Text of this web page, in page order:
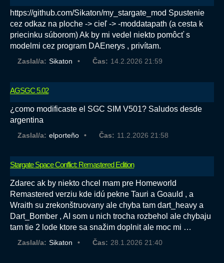
https://github.com/Sikaton/my_stargate_mod Spustenie
cez odkaz na ploche -> cieľ -> -moddatapath (a cesta k
priecinku súborom) Ak by mi vedel niekto pomôcť s
modelmi cez program DAEnerys , privítam.
Zaslal/a: Sikaton Čas: 14.2.2026 21:59
AGSGC 5.02
¿como modificaste el SGC SIM V501? Saludos desde
argentina
Zaslal/a: elporteño Čas: 11.2.2026 21:58
Stargate Space Conflict: Remastered Edition
Zdarec ak by niekto chcel mam pre Homeworld
Remastered verziu kde idú pekne Tauri a Goauld , a
Wraith su zrekonštruovany ale chyba tam dart_heavy a
Dart_Bomber , AI som u nich trocha rozbehol ale chybaju
tam tie 2 lode ktore sa snažim doplnit ale moc mi …
Zaslal/a: Sikaton Čas: 28.1.2026 21:40